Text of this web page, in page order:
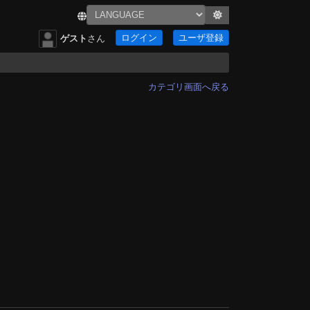
ゲスト さん ログイン ユーザ登録
カテゴリ画面へ戻る